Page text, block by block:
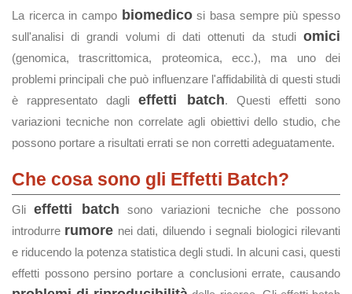
La ricerca in campo biomedicosi basa sempre più spesso
sull'analisi di grandi volumi di dati ottenuti da studi omici
(genomica, trascrittomica, proteomica, ecc.), ma uno dei
problemi principali che può influenzare l'affidabilità di questi studi
è rappresentato daglieffetti batch. Questi effetti sono
variazioni tecniche non correlate agli obiettivi dello studio, che
possono portare a risultati errati se non corretti adeguatamente.
Che cosa sono gli Effetti Batch?
Glieffetti batch sono variazioni tecniche che possono
introdurre rumore nei dati, diluendo i segnali biologici rilevanti
e riducendo la potenza statistica degli studi. In alcuni casi, questi
effetti possono persino portare a conclusioni errate, causando